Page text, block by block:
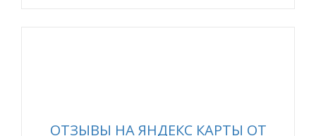
ОТЗЫВЫ НА ЯНДЕКС КАРТЫ ОТ